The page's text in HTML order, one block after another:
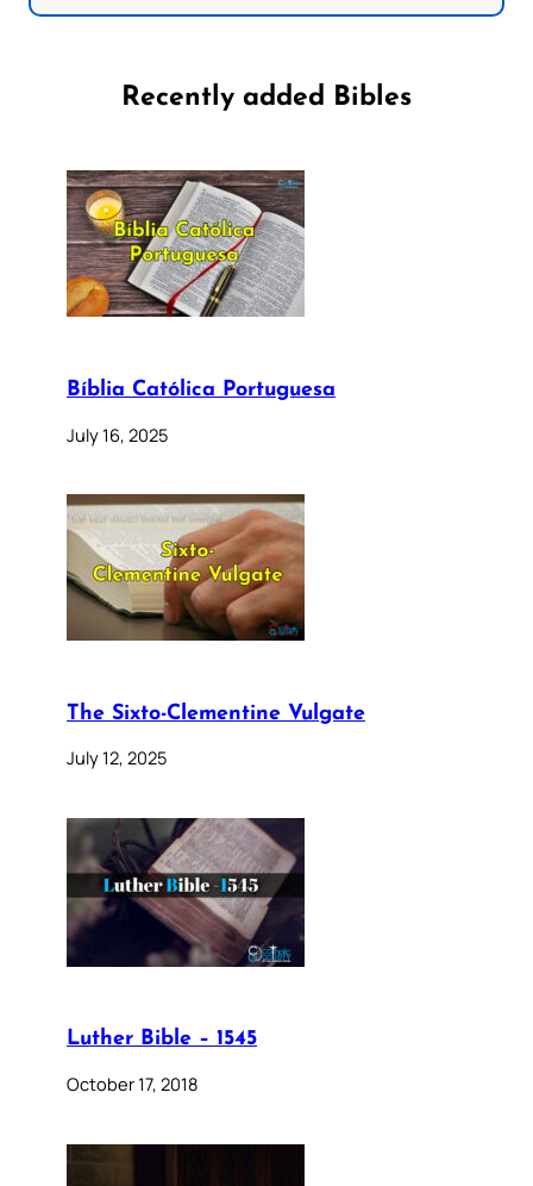
Recently added Bibles
Bíblia Católica Portuguesa
July 16, 2025
The Sixto-Clementine Vulgate
July 12, 2025
Luther Bible – 1545
October 17, 2018